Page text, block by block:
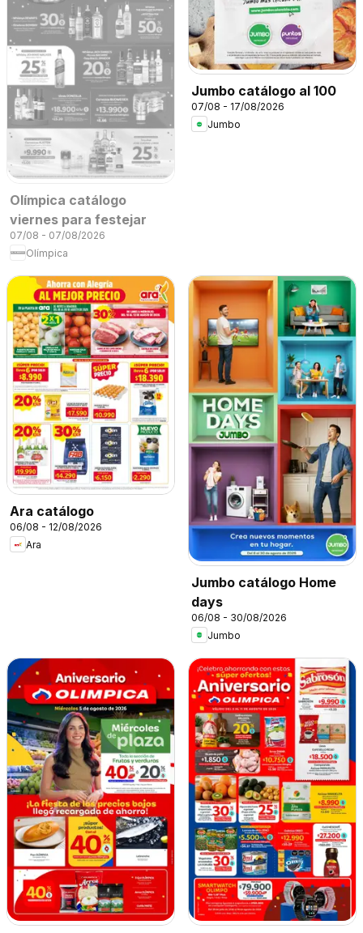
Olímpica catálogo
viernes para festejar
07/08 - 07/08/2026
Olímpica
Jumbo catálogo al 100
07/08 - 17/08/2026
Jumbo
Ara catálogo
06/08 - 12/08/2026
Ara
Jumbo catálogo Home
days
06/08 - 30/08/2026
Jumbo